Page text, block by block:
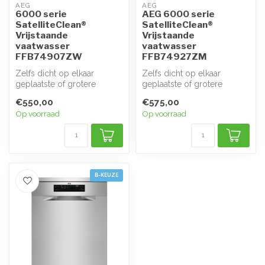
AEG
6000 serie
SatelliteClean®
Vrijstaande
vaatwasser
FFB74907ZW
Zelfs dicht op elkaar
geplaatste of grotere
SatelliteClean...
€550,00
Op voorraad
AEG
AEG 6000 serie
SatelliteClean®
Vrijstaande
vaatwasser
FFB74927ZM
Zelfs dicht op elkaar
geplaatste of grotere
SatelliteClean...
€575,00
Op voorraad
B-KEUZE